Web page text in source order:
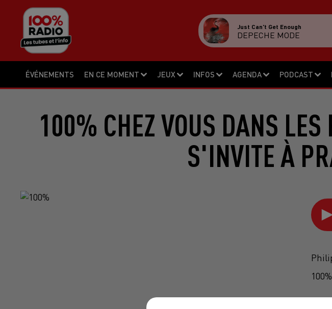
ÉVÉNEMENTS EN CE MOMENT JEUX INFOS AGENDA PODCAST
Just Can't Get Enough
DEPECHE MODE
100% CHEZ VOUS DANS
S'INVITE À